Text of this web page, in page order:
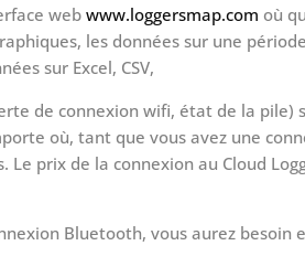
webwww.loggersmap.com où
les données sur une
sur Excel, CSV,
de connexion wifi, état de la pile)
où, tant que vous avez une
prix de la connexion au Cloud
Bluetooth, vous aurez besoin